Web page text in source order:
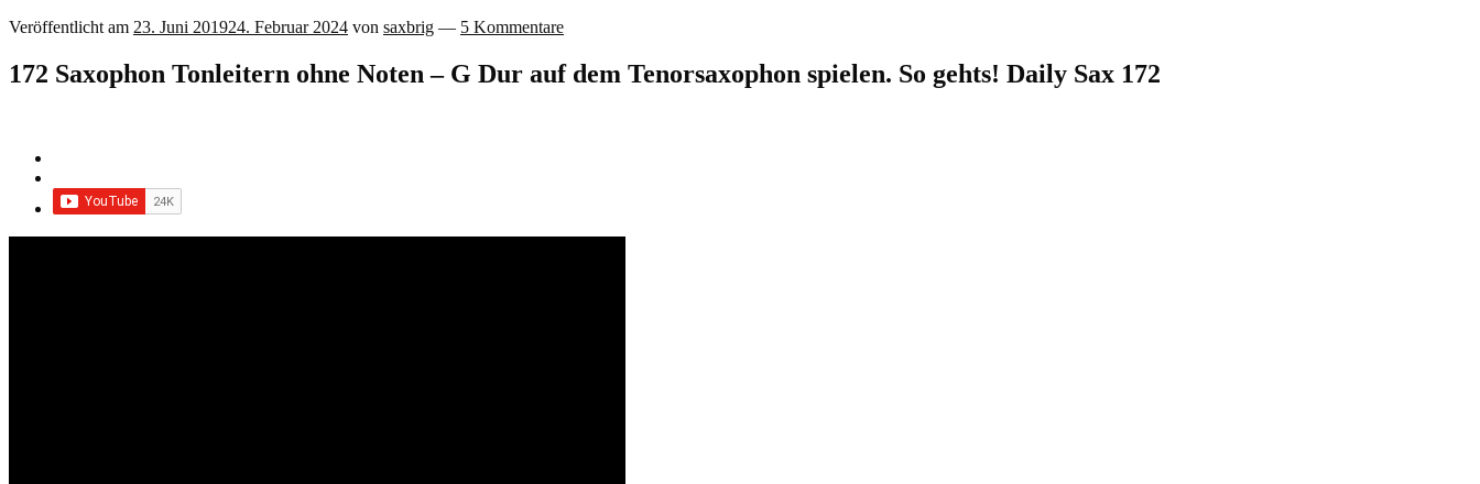
Veröffentlicht am 23. Juni 201924. Februar 2024 von saxbrig — 5 Kommentare
172 Saxophon Tonleitern ohne Noten – G Dur auf dem Tenorsaxophon spielen. So gehts! Daily Sax 172